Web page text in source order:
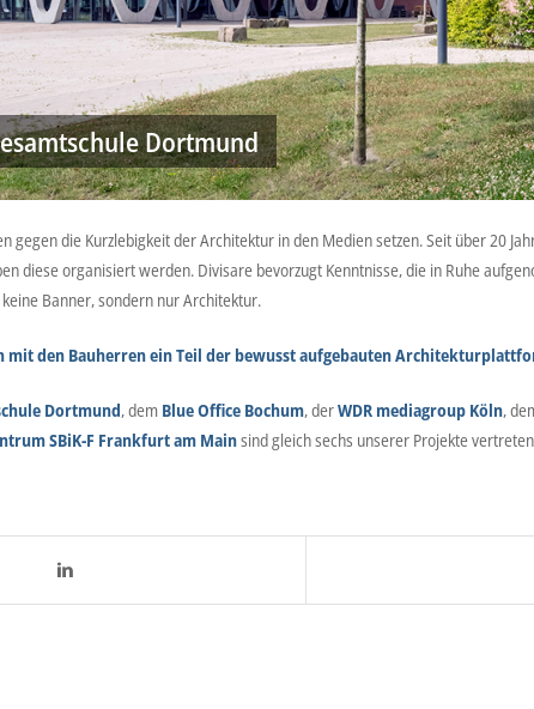
Dortmund
gegen die Kurzlebigkeit der Architektur in den Medien setzen. Seit über 20
diese organisiert werden. Divisare bevorzugt Kenntnisse, die in Ruhe
Banner, sondern nur Architektur.
mit den Bauherren ein Teil der bewusst aufgebauten
Dortmund, dem Blue Office Bochum, derWDR mediagroup Köln,
SBiK-F Frankfurt am Mainsind gleich sechs unserer Projekte